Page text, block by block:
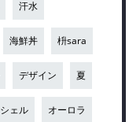
汗水
海鮮丼 枡sara
デザイン 夏
シェル オーロラ